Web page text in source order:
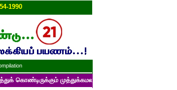
1990
முத்துக்கமலம் பன்னாட்டுத் தமிழ் மின்னிதழின்